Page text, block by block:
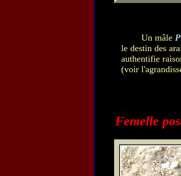
Un mâle
le destin des
authentifie
(voir
Femelle